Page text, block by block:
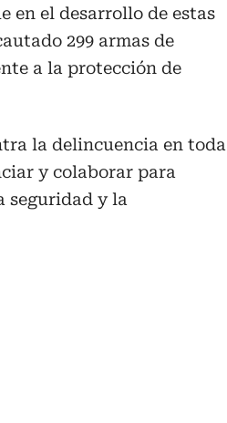
en el desarrollo de estas
299 armas de
a la protección de
la delincuencia en toda
y colaborar para
seguridad y la